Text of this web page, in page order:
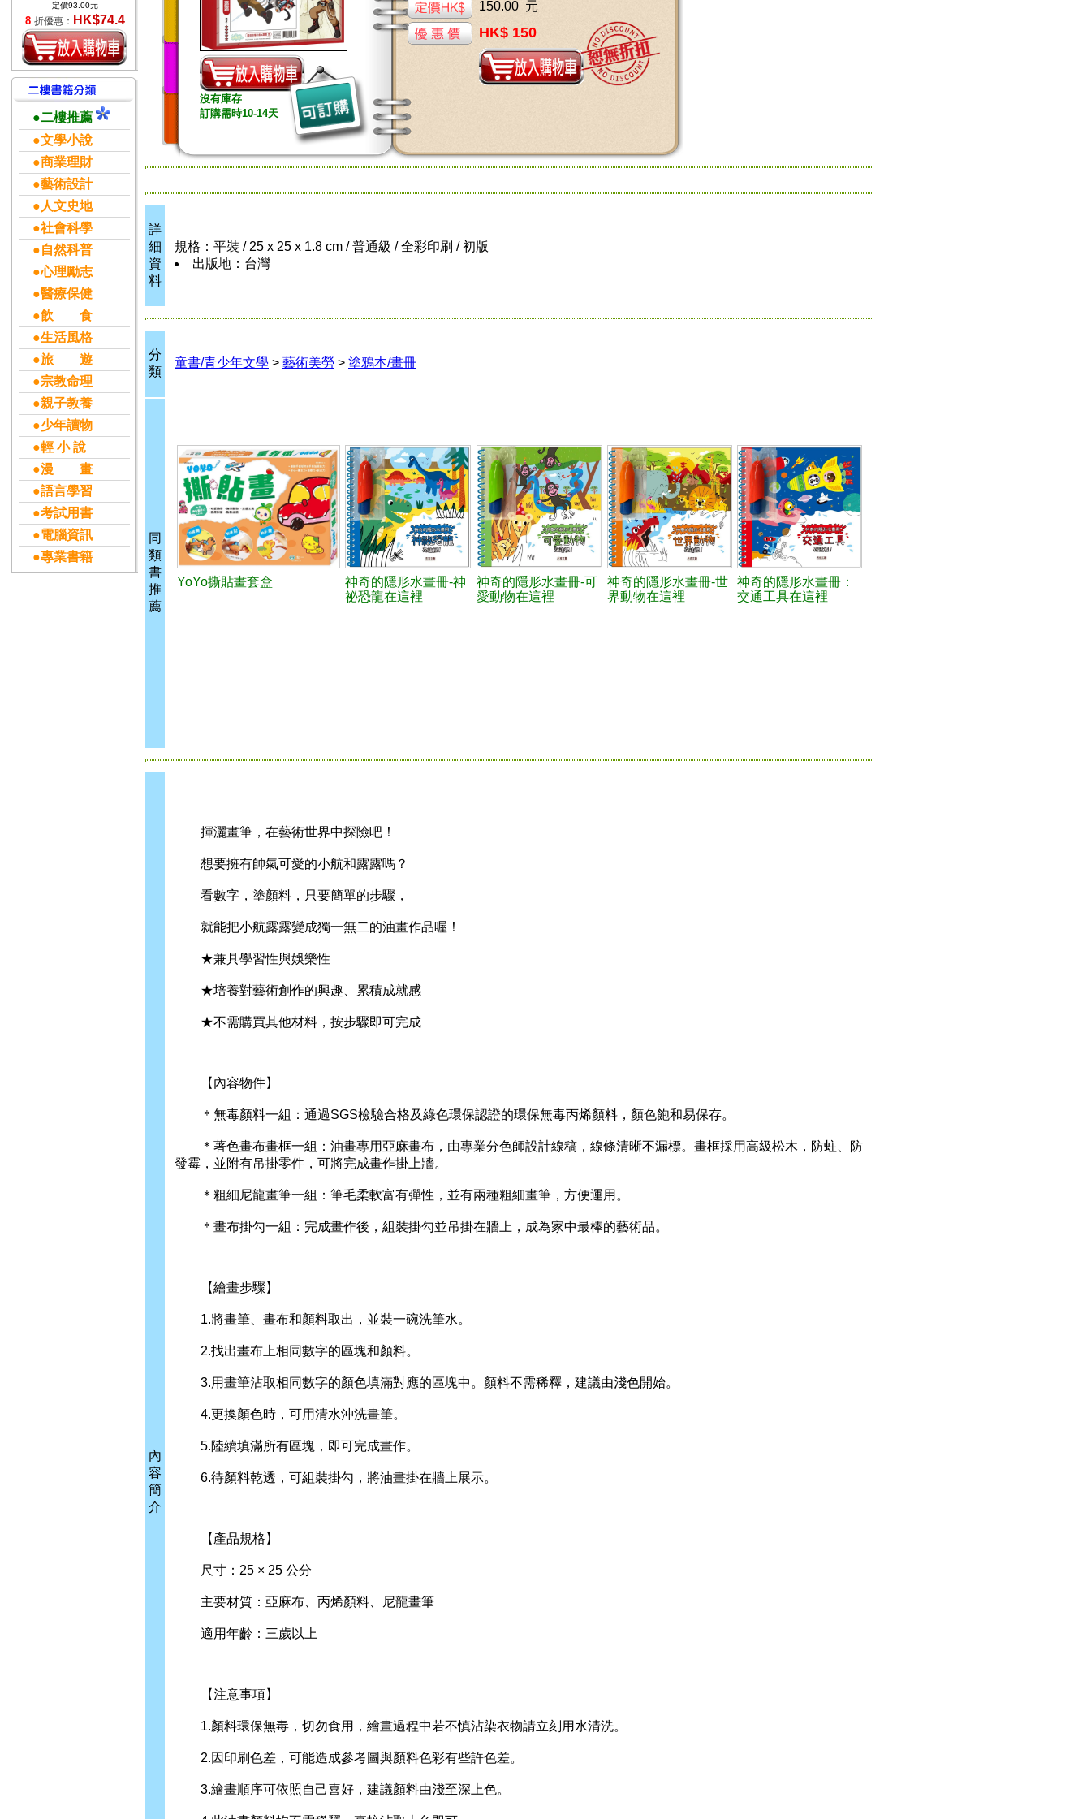
定價93.00元
8 折優惠： HK$74.4
●二樓推薦
●文學小說
●商業理財
●藝術設計
●人文史地
●社會科學
●自然科普
●心理勵志
●醫療保健
●飲 食
●生活風格
●旅 遊
●宗教命理
●親子教養
●少年讀物
●輕 小 說
●漫 畫
●語言學習
●考試用書
●電腦資訊
●專業書籍
沒有庫存
訂購需時10-14天
150.00 元
HK$ 150
詳
細
資
料
規格：平裝 / 25 x 25 x 1.8 cm / 普通級 / 全彩印刷 / 初版
出版地：台灣
分
類
童書/青少年文學 > 藝術美勞 > 塗鴉本/畫冊
同
類
書
推
薦
YoYo撕貼畫套盒
神奇的隱形水畫冊-神
祕恐龍在這裡
神奇的隱形水畫冊-可
愛動物在這裡
神奇的隱形水畫冊-世
界動物在這裡
神奇的隱形水畫冊：
交通工具在這裡
內
容
簡
介
揮灑畫筆，在藝術世界中探險吧！
想要擁有帥氣可愛的小航和露露嗎？
看數字，塗顏料，只要簡單的步驟，
就能把小航露露變成獨一無二的油畫作品喔！
★兼具學習性與娛樂性
★培養對藝術創作的興趣、累積成就感
★不需購買其他材料，按步驟即可完成
【內容物件】
＊無毒顏料一組：通過SGS檢驗合格及綠色環保認證的環保無毒丙烯顏料，顏色飽和易保存。
＊著色畫布畫框一組：油畫專用亞麻畫布，由專業分色師設計線稿，線條清晰不漏標。畫框採用高級松木，防蛀、防
發霉，並附有吊掛零件，可將完成畫作掛上牆。
＊粗細尼龍畫筆一組：筆毛柔軟富有彈性，並有兩種粗細畫筆，方便運用。
＊畫布掛勾一組：完成畫作後，組裝掛勾並吊掛在牆上，成為家中最棒的藝術品。
【繪畫步驟】
1.將畫筆、畫布和顏料取出，並裝一碗洗筆水。
2.找出畫布上相同數字的區塊和顏料。
3.用畫筆沾取相同數字的顏色填滿對應的區塊中。顏料不需稀釋，建議由淺色開始。
4.更換顏色時，可用清水沖洗畫筆。
5.陸續填滿所有區塊，即可完成畫作。
6.待顏料乾透，可組裝掛勾，將油畫掛在牆上展示。
【產品規格】
尺寸：25 × 25 公分
主要材質：亞麻布、丙烯顏料、尼龍畫筆
適用年齡：三歲以上
【注意事項】
1.顏料環保無毒，切勿食用，繪畫過程中若不慎沾染衣物請立刻用水清洗。
2.因印刷色差，可能造成參考圖與顏料色彩有些許色差。
3.繪畫順序可依照自己喜好，建議顏料由淺至深上色。